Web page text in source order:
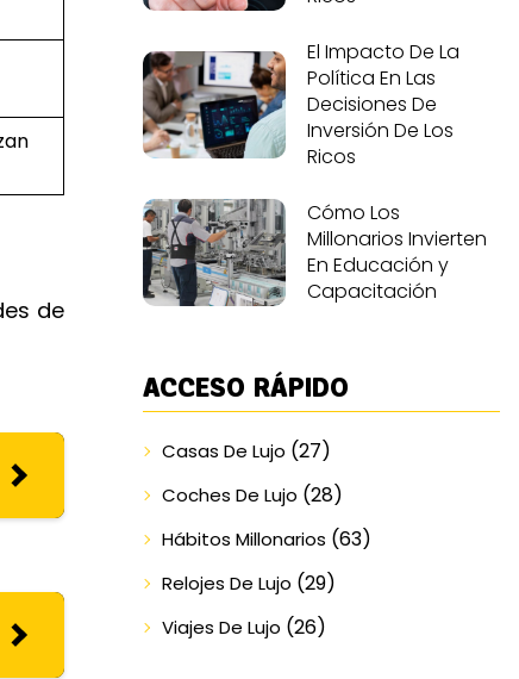
de
El Impacto De La
Política En Las
Decisiones De
Inversión De Los
Ricos
Cómo Los
Millonarios Invierten
En Educación y
Capacitación
ACCESO RÁPIDO
Casas De Lujo (27)
Coches De Lujo (28)
Hábitos Millonarios (63)
Relojes De Lujo (29)
Viajes De Lujo (26)